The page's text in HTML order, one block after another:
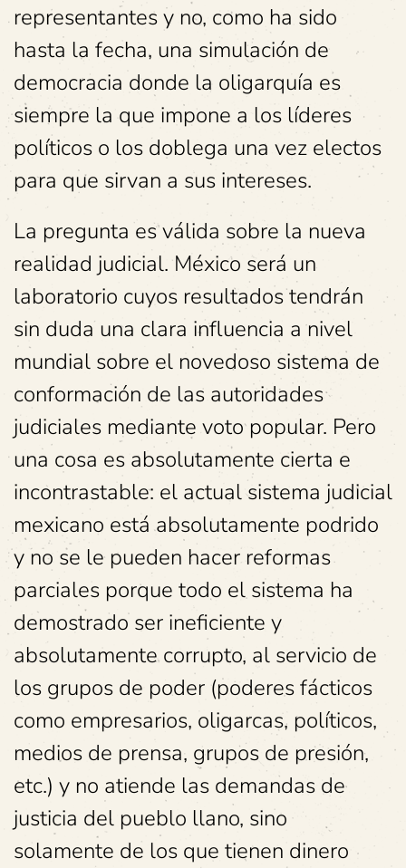
representantes y no, como ha sido
hasta la fecha, una simulación de
democracia donde la oligarquía es
siempre la que impone a los líderes
políticos o los doblega una vez electos
para que sirvan a sus intereses.
La pregunta es válida sobre la nueva
realidad judicial. México será un
laboratorio cuyos resultados tendrán
sin duda una clara influencia a nivel
mundial sobre el novedoso sistema de
conformación de las autoridades
judiciales mediante voto popular. Pero
una cosa es absolutamente cierta e
incontrastable: el actual sistema judicial
mexicano está absolutamente podrido
y no se le pueden hacer reformas
parciales porque todo el sistema ha
demostrado ser ineficiente y
absolutamente corrupto, al servicio de
los grupos de poder (poderes fácticos
como empresarios, oligarcas, políticos,
medios de prensa, grupos de presión,
etc.) y no atiende las demandas de
justicia del pueblo llano, sino
solamente de los que tienen dinero